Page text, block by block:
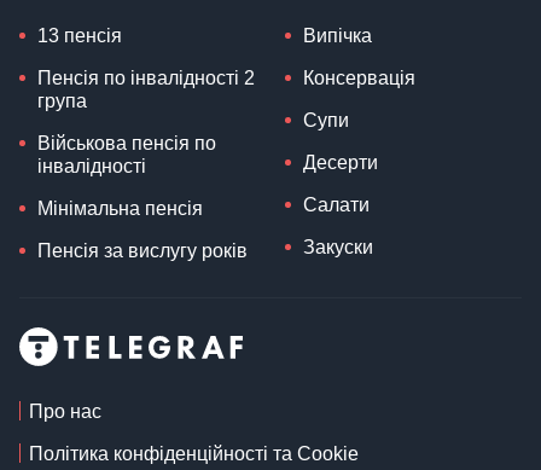
13 пенсія
Пенсія по інвалідності 2
група
Військова пенсія по
інвалідності
Мінімальна пенсія
Пенсія за вислугу років
Випічка
Консервація
Супи
Десерти
Салати
Закуски
Про нас
Політика конфіденційності та Cookie